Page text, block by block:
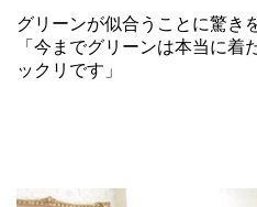
グリーンが似合うことに驚き
「今までグリーンは本当に
ックリです」